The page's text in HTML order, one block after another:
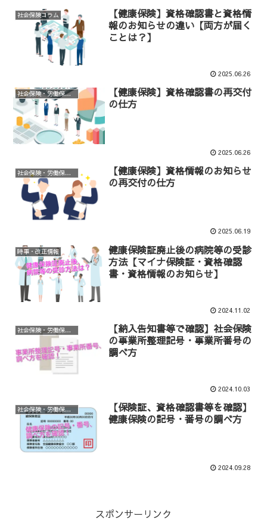
社会保険コラム
【健康保険】資格確認書と資格情
報のお知らせの違い【両方が届く
ことは？】
2025.06.26
社会保険・労働保険等手続き
【健康保険】資格確認書の再交付
の仕方
2025.06.26
社会保険・労働保険等手続き
【健康保険】資格情報のお知らせ
の再交付の仕方
2025.06.19
時事・改正情報
健康保険証廃止後の病院等の受診
方法【マイナ保険証・資格確認
書・資格情報のお知らせ】
2024.11.02
社会保険・労働保険等手続き
【納入告知書等で確認】社会保険
の事業所整理記号・事業所番号の
調べ方
2024.10.03
社会保険・労働保険等手続き
【保険証、資格確認書等を確認】
健康保険の記号・番号の調べ方
2024.09.28
スポンサーリンク